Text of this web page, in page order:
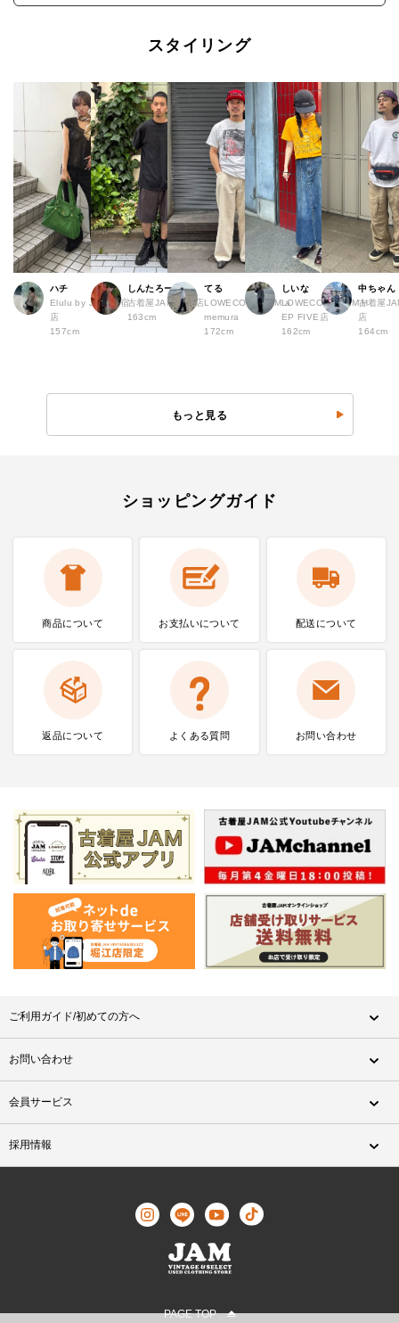
スタイリング
ハチ
Elulu by JAM 原宿
店
157cm
しんたろー
古着屋JAM 仙台店
163cm
てる
LOWECO by JAM a
memura
172cm
しいな
LOWECO by JAM H
EP FIVE店
162cm
中ちゃん
古着屋
店
164cm
もっと見る
ショッピングガイド
商品について お支払いについて 配送について
返品について よくある質問 お問い合わせ
ご利用ガイド/初めての方へ
お問い合わせ
会員サービス
採用情報
PAGE TOP